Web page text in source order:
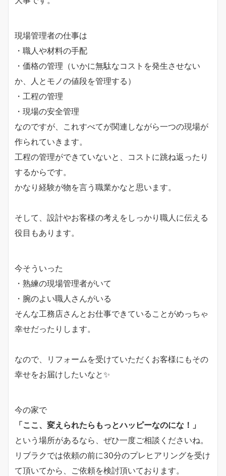
現場管理者の仕事は
・職人や材料の手配
・価格の管理（いかに無駄なコストを発生させない
か、人とモノの値段を管理する）
・工程の管理
・現場の安全管理
なのですが、これすべてが関連しながら一つの現場が
作られていきます。
工程の管理ができていないと、コストに跳ね返ったり
するからです。
かなり経験が物を言う職業かなと思います。
そして、設計やお客様の考えをしっかり職人に伝える
役目もあります。
今そういった
・熟練の現場管理者がいて
・腕のよい職人さんがいる
そんな工務店さんとお仕事できていることがめっちゃ
幸せだったりします。
なので、リフォームを受けていただくお客様にもその
幸せをお届けしたいなと✨
今の家で
「ここ、変えられたらもっとハッピーなのにな！」
という場所があるなら、ぜひ一度ご相談くださいね。
リブラクでは依頼の前に30分のプレヒアリングを受け
て頂いてから、ご依頼を検討頂いております。